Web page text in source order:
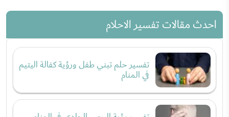
احدث مقالات تفسير الاحلام
تفسير حلم تبني طفل ورؤية كفالة اليتيم
في المنام